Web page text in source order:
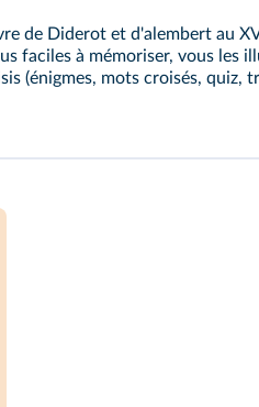
de Diderot et d'alembert au
faciles à mémoriser, vous les
(énigmes, mots croisés, quiz,